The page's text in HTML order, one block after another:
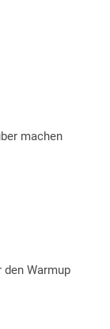
machen
Warmup